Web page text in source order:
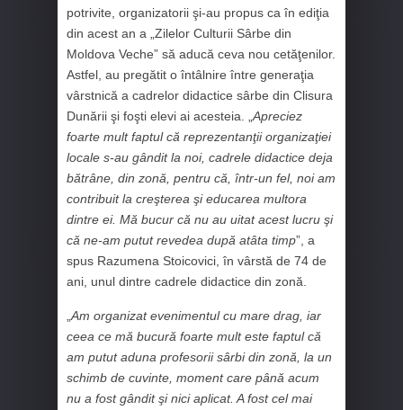
potrivite, organizatorii şi-au propus ca în ediţia
din acest an a „Zilelor Culturii Sârbe din
Moldova Veche” să aducă ceva nou cetăţenilor.
Astfel, au pregătit o întâlnire între generaţia
vârstnică a cadrelor didactice sârbe din Clisura
Dunării şi foşti elevi ai acesteia. „ Apreciez
foarte mult faptul că reprezentanţii organizaţiei
locale s-au gândit la noi, cadrele didactice deja
bătrâne, din zonă, pentru că, într-un fel, noi am
contribuit la creşterea şi educarea multora
dintre ei. Mă bucur că nu au uitat acest lucru şi
că ne-am putut revedea după atâta timp”, a
spus Razumena Stoicovici, în vârstă de 74 de
ani, unul dintre cadrele didactice din zonă.
Am organizat evenimentul cu mare drag, iar
ceea ce mă bucură foarte mult este faptul că
am putut aduna profesorii sârbi din zonă, la un
schimb de cuvinte, moment care până acum
nu a fost gândit şi nici aplicat. A fost cel mai